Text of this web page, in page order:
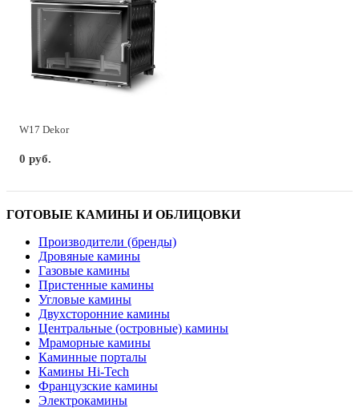
W17 Dekor
0 руб.
ГОТОВЫЕ КАМИНЫ И ОБЛИЦОВКИ
Производители (бренды)
Дровяные камины
Газовые камины
Пристенные камины
Угловые камины
Двухсторонние камины
Центральные (островные) камины
Мраморные камины
Каминные порталы
Камины Hi-Tech
Французские камины
Электрокамины